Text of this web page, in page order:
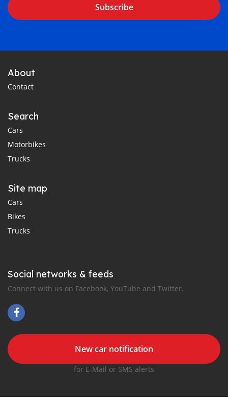
Subscribe
About
Contact
Search
Cars
Motorbikes
Trucks
Site map
Cars
Bikes
Trucks
Social networks & feeds
Connect with us on Facebook, YouTube and Twitter.
New car notification
for E-Mail or SMS alerts